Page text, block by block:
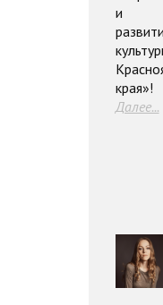
и
края»!
Далее...